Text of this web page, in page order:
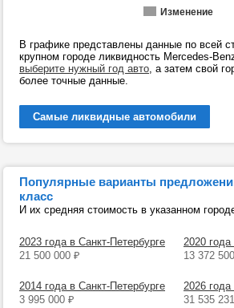
Изменение
В графике представлены данные по всей
крупном городе ликвидность Mercedes-
выберите нужный год авто, а затем свой
более точные данные.
Самые ликвидные автомобили
Популярные варианты
класс
И их средняя стоимость в указанном
2023 года в Санкт-Петербурге
21 500 000 ₽
2020
13 372 500
2014 года в Санкт-Петербурге
3 995 000 ₽
2026
31 535 231